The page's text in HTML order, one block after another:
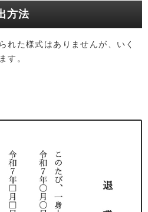
方法
れた様式はありませんが、いく
す。